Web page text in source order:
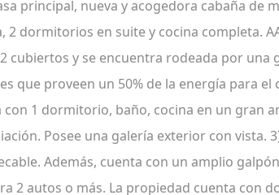
principal, nueva y acogedora cabaña de
2 dormitorios en suite y cocina completa.
cubiertos y se encuentra rodeada por una
que proveen un 50% de la energía para el
con 1 dormitorio, baño, cocina en un gran
Posee una galería exterior con vista.
Además, cuenta con un amplio
2 autos o más. La propiedad cuenta con